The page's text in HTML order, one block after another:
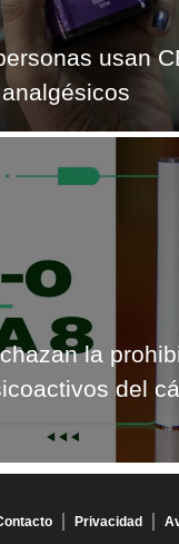
usan
la
del
Privacidad